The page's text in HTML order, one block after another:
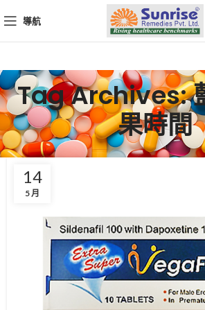
導航
Tag Archives:
果時間
14
5 月